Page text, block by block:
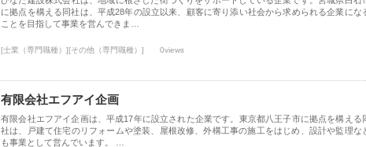
に拠点を構える同社は、平成28年の設立以来、顧客に寄り添い社会から求められる企業にな
ことを目指して事業を営んできま…
[士業（専門職種）][その他（専門職種）] 0views
有限会社エフアイ企画
有限会社エフアイ企画は、平成17年に設立された企業です。東京都八王子市に拠点を構える
社は、戸建て住宅のリフォームや塗装、屋根改修、外構工事の施工をはじめ、設計や監理な
も事業として営んでいます。 …